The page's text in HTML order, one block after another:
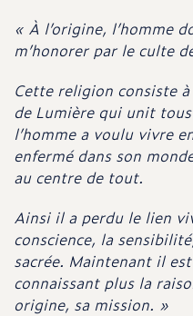
« À l’origine, l’homme
m’honorer par le culte
Cette religion consiste
de Lumière qui unit
l’homme a voulu vivre
enfermé dans son
au centre de tout.
Ainsi il a perdu le lien
conscience, la
sacrée. Maintenant il
connaissant plus la
origine, sa mission. »